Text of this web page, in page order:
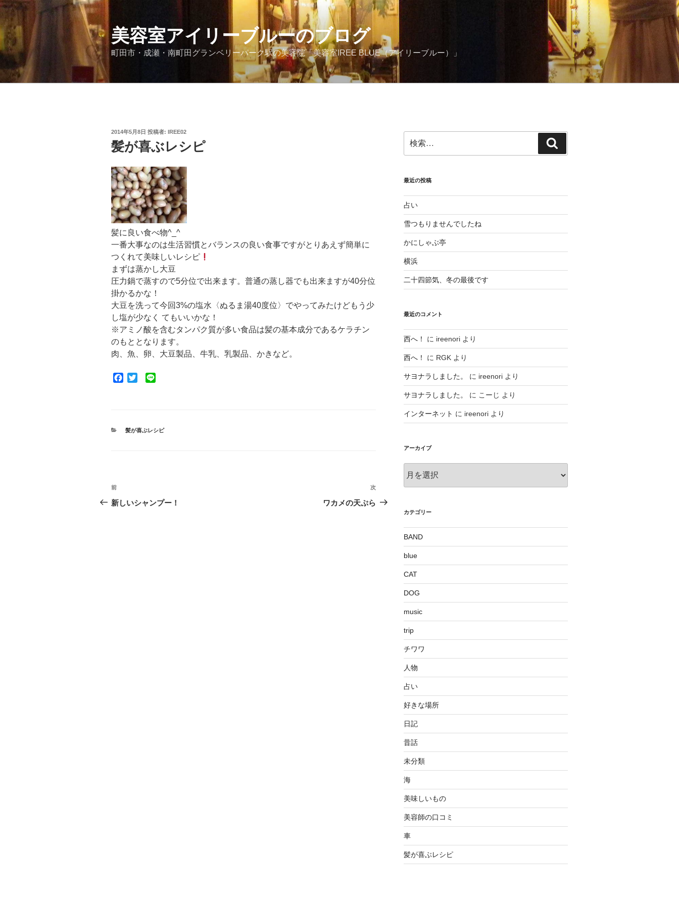
コ
ン
テ
ン
ツ
美容室アイリーブルーのブログ
町田市・成瀬・南町田グランベリーパーク駅の美容院「美容室IREE BLUE（アイリーブルー）」
投
稿
日:
2014年5月8日 投稿者: IREE02
髪が喜ぶレシピ
髪に良い食べ物^_^
一番大事なのは生活習慣とバランスの良い食事ですがとりあえず簡単に
つくれて美味しいレシピ
まずは蒸かし大豆
圧力鍋で蒸すので5分位で出来ます。普通の蒸し器でも出来ますが40分位
掛かるかな！
大豆を洗って今回3%の塩水〈ぬるま湯40度位〉でやってみたけどもう少
し塩が少なく てもいいかな！
※アミノ酸を含むタンパク質が多い食品は髪の基本成分であるケラチン
のもととなります。
肉、魚、卵、大豆製品、牛乳、乳製品、かきなど。
o
e
カ
髪が喜ぶレシピ
投
稿
前
の
前
新しいシャンプー！
次
の
次
ワカメの天ぷら
索:
索
最近の投稿
占い
雪つもりませんでしたね
かにしゃぶ亭
横浜
二十四節気、冬の最後です
最近のコメント
西へ！ に ireenoriより
西へ！ に RGKより
サヨナラしました。 に ireenoriより
サヨナラしました。 に こーじ より
インターネット に ireenoriより
アーカイブ
ー
ブ
カテゴリー
BAND
blue
CAT
DOG
music
trip
チワワ
人物
占い
好きな場所
日記
昔話
未分類
海
美味しいもの
美容師の口コミ
車
髪が喜ぶレシピ